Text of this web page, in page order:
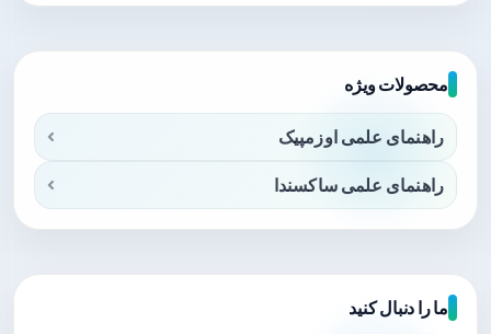
محصولات ویژه
راهنمای علمی اوزمپیک
راهنمای علمی ساکسندا
ما را دنبال کنید